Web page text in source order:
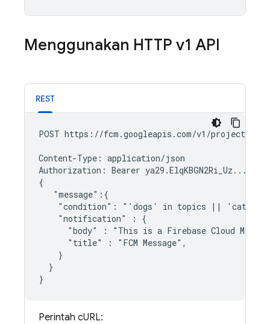
Menggunakan HTTP v1 API
REST
POST https://fcm.googleapis.com/v1/projects/
Content-Type: application/json
Authorization: Bearer
{
   "message":{
"condition": "'dogs' in topics || 'cats'
    "notification" : {
"body" : "This is a Firebase Cloud
      "title" : "FCM Message",
    }
  }
Perintah cURL: